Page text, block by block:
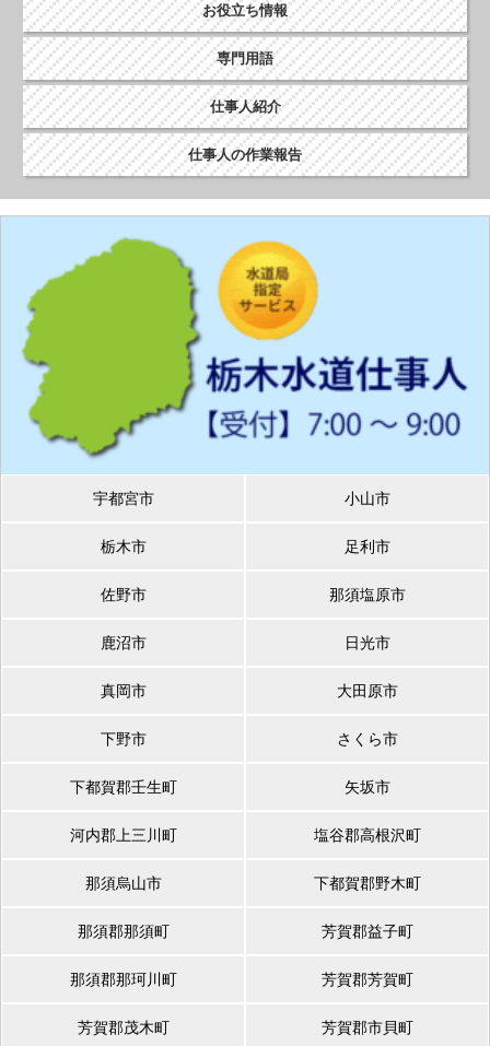
お役立ち情報
専門用語
仕事人紹介
仕事人の作業報告
宇都宮市 小山市
栃木市 足利市
佐野市 那須塩原市
鹿沼市 日光市
真岡市 大田原市
下野市 さくら市
下都賀郡壬生町 矢坂市
河内郡上三川町 塩谷郡高根沢町
那須烏山市 下都賀郡野木町
那須郡那須町 芳賀郡益子町
那須郡那珂川町 芳賀郡芳賀町
芳賀郡茂木町 芳賀郡市貝町